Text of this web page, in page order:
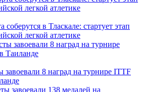
в Тласкале: стартует этап
легкой атлетике
завоевали 8 наград на турнире ITTF